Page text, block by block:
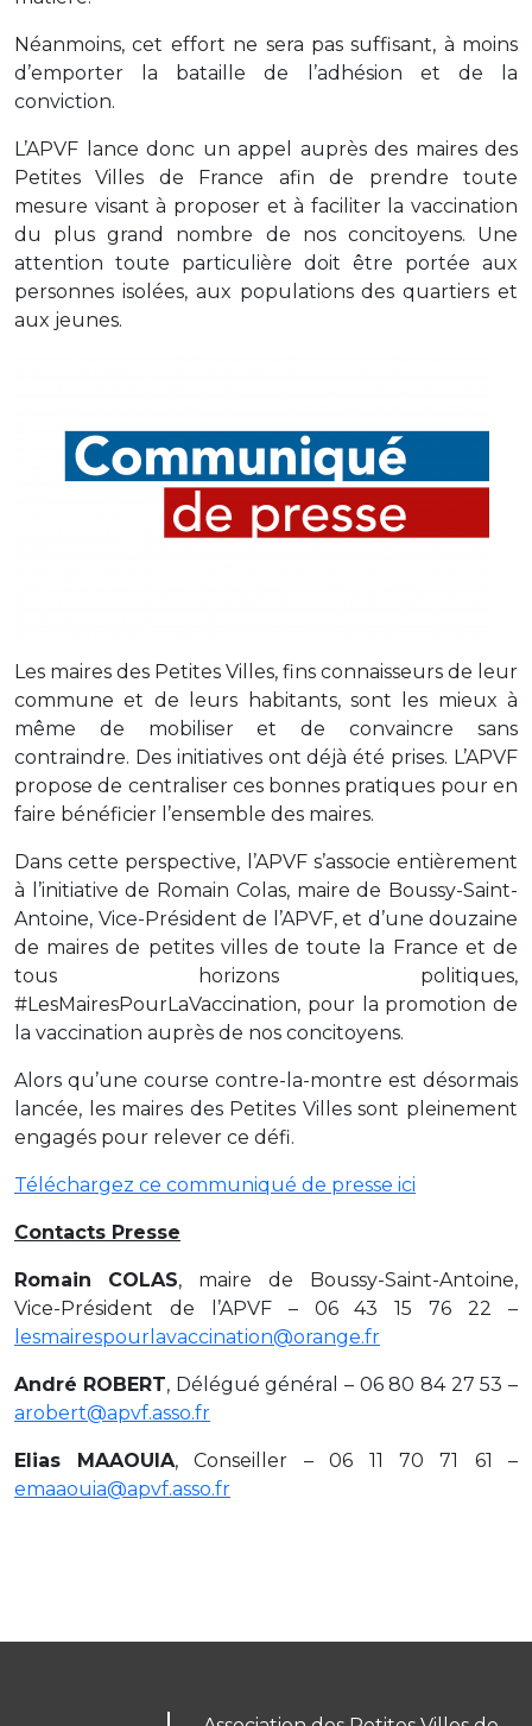
Néanmoins, cet effort ne sera pas suffisant, à moins
d’emporter la bataille de l’adhésion et de la
conviction.
L’APVF lance donc un appel auprès des maires des
Petites Villes de France afin de prendre toute
mesure visant à proposer et à faciliter la vaccination
du plus grand nombre de nos concitoyens. Une
attention toute particulière doit être portée aux
personnes isolées, aux populations des quartiers et
aux jeunes.
Les maires des Petites Villes, fins connaisseurs de leur
commune et de leurs habitants, sont les mieux à
même de mobiliser et de convaincre sans
contraindre. Des initiatives ont déjà été prises. L’APVF
propose de centraliser ces bonnes pratiques pour en
faire bénéficier l’ensemble des maires.
Dans cette perspective, l’APVF s’associe entièrement
à l’initiative de Romain Colas, maire de Boussy-Saint-
Antoine, Vice-Président de l’APVF, et d’une douzaine
de maires de petites villes de toute la France et de
tous horizons politiques,
#LesMairesPourLaVaccination, pour la promotion de
la vaccination auprès de nos concitoyens.
Alors qu’une course contre-la-montre est désormais
lancée, les maires des Petites Villes sont pleinement
engagés pour relever ce défi.
Téléchargez ce communiqué de presse ici
Contacts Presse
Romain COLAS, maire de Boussy-Saint-Antoine,
Vice-Président de l’APVF – 06 43 15 76 22 –
lesmairespourlavaccination@orange.fr
André ROBERT, Délégué général – 06 80 84 27 53 –
arobert@apvf.asso.fr
Elias MAAOUIA, Conseiller – 06 11 70 71 61 –
emaaouia@apvf.asso.fr